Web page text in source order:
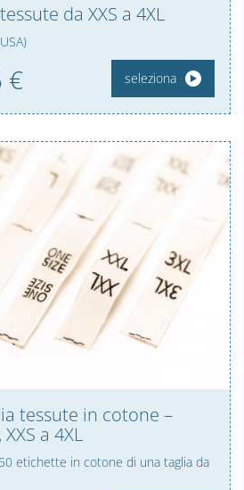
da XXS a 4XL
€ seleziona
tessute in cotone –
a 4XL
etichette in cotone di una taglia da